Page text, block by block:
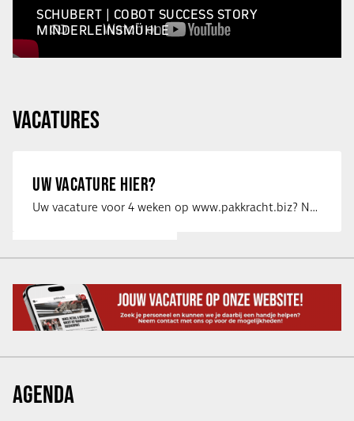
SCHUBERT | COBOT SUCCESS STORY
MINDERLEINSMÜHLE
VACATURES
UW VACATURE HIER?
Uw vacature voor 4 weken op www.pakkracht.biz? Neem dan contact op met Yannick van …
AGENDA